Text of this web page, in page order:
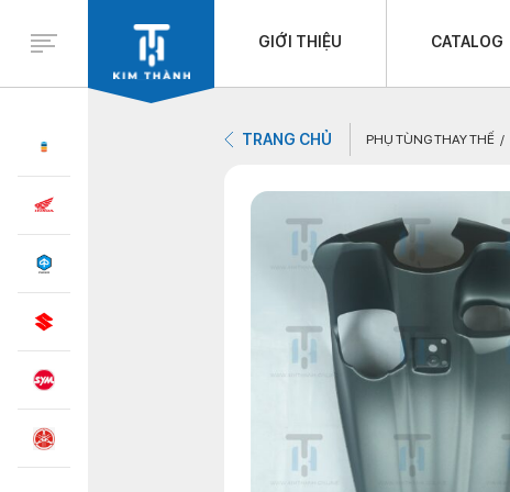
GIỚI THIỆU CATALOG
TRANG CHỦ PHỤ TÙNG THAY THẾ